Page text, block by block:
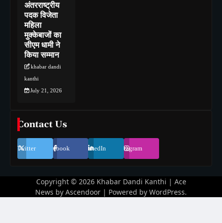
अंतरराष्ट्रीय
पदक विजेता
महिला
मुक्केबाजों का
सीएम धामी ने
किया सम्मान
khabar dandi
kanthi
July 21, 2026
Contact Us
Twitter Facebook LinkedIn Instagram
Copyright © 2026 Khabar Dandi Kanthi | Ace
News by Ascendoor | Powered by WordPress.